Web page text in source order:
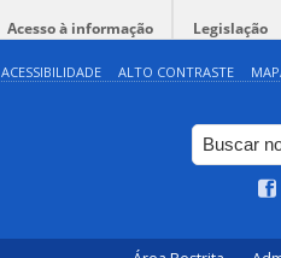
Acesso à informação Legislação
ACESSIBILIDADE ALTO CONTRASTE